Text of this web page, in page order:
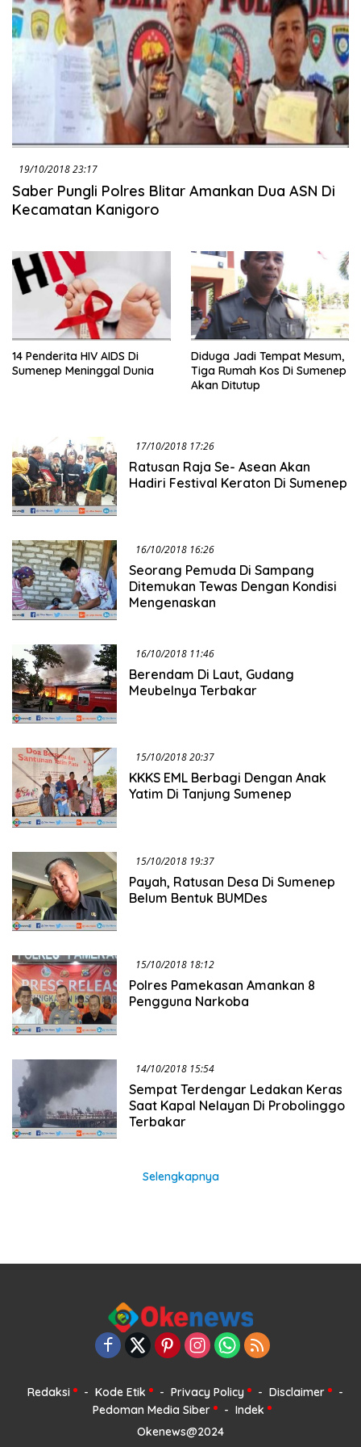
19/10/2018 23:17
Saber Pungli Polres Blitar Amankan Dua ASN Di
Kecamatan Kanigoro
14 Penderita HIV AIDS Di
Sumenep Meninggal Dunia
Diduga Jadi Tempat Mesum,
Tiga Rumah Kos Di Sumenep
Akan Ditutup
17/10/2018 17:26
Ratusan Raja Se- Asean Akan
Hadiri Festival Keraton Di Sumenep
16/10/2018 16:26
Seorang Pemuda Di Sampang
Ditemukan Tewas Dengan Kondisi
Mengenaskan
16/10/2018 11:46
Berendam Di Laut, Gudang
Meubelnya Terbakar
15/10/2018 20:37
KKKS EML Berbagi Dengan Anak
Yatim Di Tanjung Sumenep
15/10/2018 19:37
Payah, Ratusan Desa Di Sumenep
Belum Bentuk BUMDes
15/10/2018 18:12
Polres Pamekasan Amankan 8
Pengguna Narkoba
14/10/2018 15:54
Sempat Terdengar Ledakan Keras
Saat Kapal Nelayan Di Probolinggo
Terbakar
Selengkapnya
Redaksi Kode Etik Privacy Policy
Disclaimer
Pedoman Media Siber
Indek
Okenews@2024